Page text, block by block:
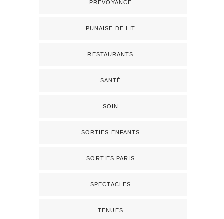
PRÉVOYANCE
PUNAISE DE LIT
RESTAURANTS
SANTÉ
SOIN
SORTIES ENFANTS
SORTIES PARIS
SPECTACLES
TENUES